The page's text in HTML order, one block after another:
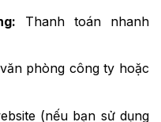
Thanh toán nhanh
phòng công ty hoặc
(nếu bạn sử dụng